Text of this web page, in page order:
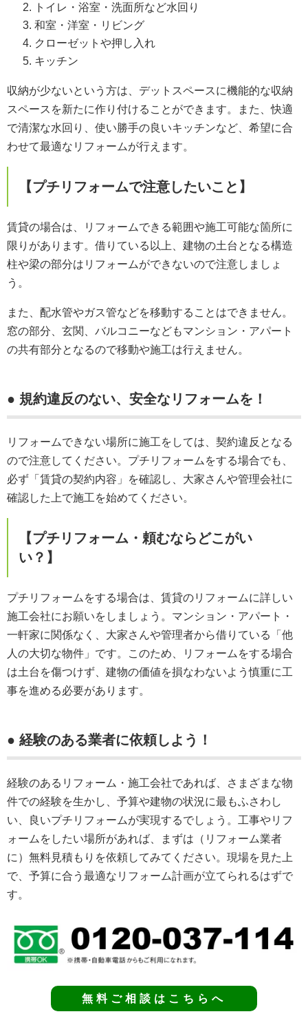
トイレ・浴室・洗面所など水回り
和室・洋室・リビング
クローゼットや押し入れ
キッチン
収納が少ないという方は、デットスペースに機能的な収納
スペースを新たに作り付けることができます。また、快適
で清潔な水回り、使い勝手の良いキッチンなど、希望に合
わせて最適なリフォームが行えます。
【プチリフォームで注意したいこと】
賃貸の場合は、リフォームできる範囲や施工可能な箇所に
限りがあります。借りている以上、建物の土台となる構造
柱や梁の部分はリフォームができないので注意しましょ
う。
また、配水管やガス管などを移動することはできません。
窓の部分、玄関、バルコニーなどもマンション・アパート
の共有部分となるので移動や施工は行えません。
● 規約違反のない、安全なリフォームを！
リフォームできない場所に施工をしては、契約違反となる
ので注意してください。プチリフォームをする場合でも、
必ず「賃貸の契約内容」を確認し、大家さんや管理会社に
確認した上で施工を始めてください。
【プチリフォーム・頼むならどこがい
い？】
プチリフォームをする場合は、賃貸のリフォームに詳しい
施工会社にお願いをしましょう。マンション・アパート・
一軒家に関係なく、大家さんや管理者から借りている「他
人の大切な物件」です。このため、リフォームをする場合
は土台を傷つけず、建物の価値を損なわないよう慎重に工
事を進める必要があります。
● 経験のある業者に依頼しよう！
経験のあるリフォーム・施工会社であれば、さまざまな物
件での経験を生かし、予算や建物の状況に最もふさわし
い、良いプチリフォームが実現するでしょう。工事やリフ
ォームをしたい場所があれば、まずは（リフォーム業者
に）無料見積もりを依頼してみてください。現場を見た上
で、予算に合う最適なリフォーム計画が立てられるはずで
す。
無料ご相談はこちらへ